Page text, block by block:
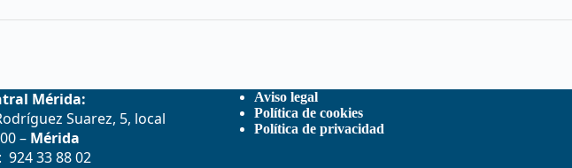
Mérida:
Suarez, 5, local
– Mérida
924 33 88 02
Aviso legal
Política de cookies
Política de privacidad